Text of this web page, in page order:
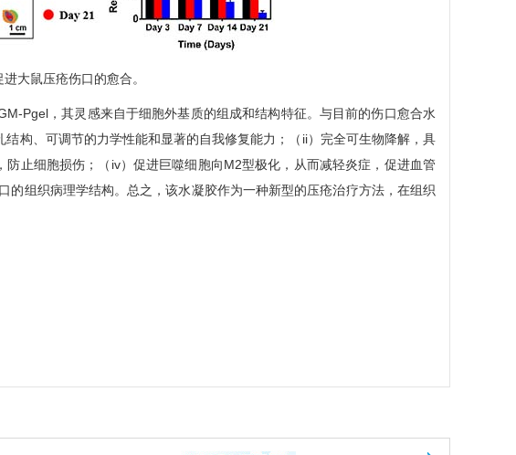
大鼠压疮伤口的愈合。
Pgel，其灵感来自于细胞外基质的组成和结构特征。与目前的伤口愈合水
构、可调节的力学性能和显著的自我修复能力；（ii）完全可生物降解，具
止细胞损伤；（iv）促进巨噬细胞向M2型极化，从而减轻炎症，促进血管
组织病理学结构。总之，该水凝胶作为一种新型的压疮治疗方法，在组织